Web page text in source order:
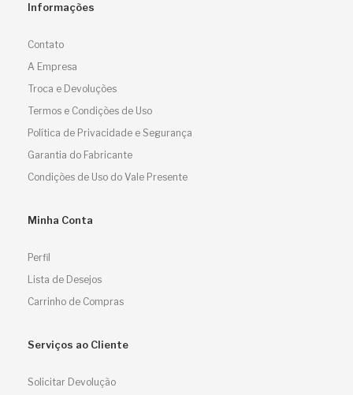
Informações
Contato
A Empresa
Troca e Devoluções
Termos e Condições de Uso
Política de Privacidade e Segurança
Garantia do Fabricante
Condições de Uso do Vale Presente
Minha Conta
Perfil
Lista de Desejos
Carrinho de Compras
Serviços ao Cliente
Solicitar Devolução